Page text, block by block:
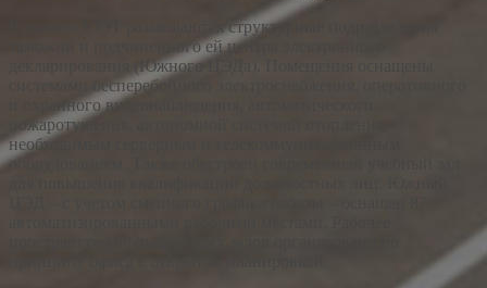
В здании ЮЭТ размещаются структурные подразделения
таможни и подчиненного ей центра электронного
декларирования (Южного ЦЭДа). Помещения оснащены
системами бесперебойного электроснабжения, оперативного
и охранного видеонаблюдения, автоматического
пожаротушения, автономной системой отопления,
необходимым серверным и телекоммуникационным
оборудованием. Также обустроен современный учебный зал